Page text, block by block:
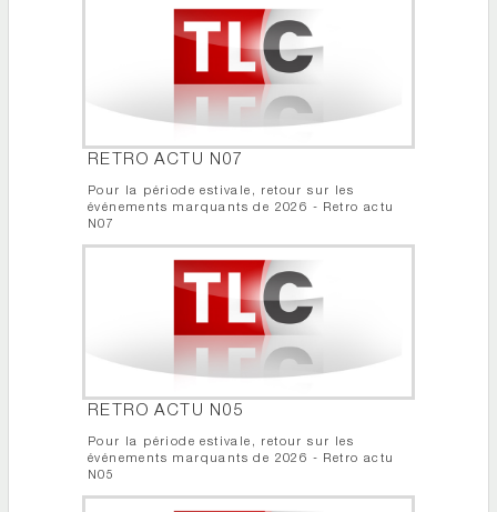
RETRO ACTU N07
Pour la période estivale, retour sur les
événements marquants de 2026 - Retro actu
N07
RETRO ACTU N05
Pour la période estivale, retour sur les
événements marquants de 2026 - Retro actu
N05